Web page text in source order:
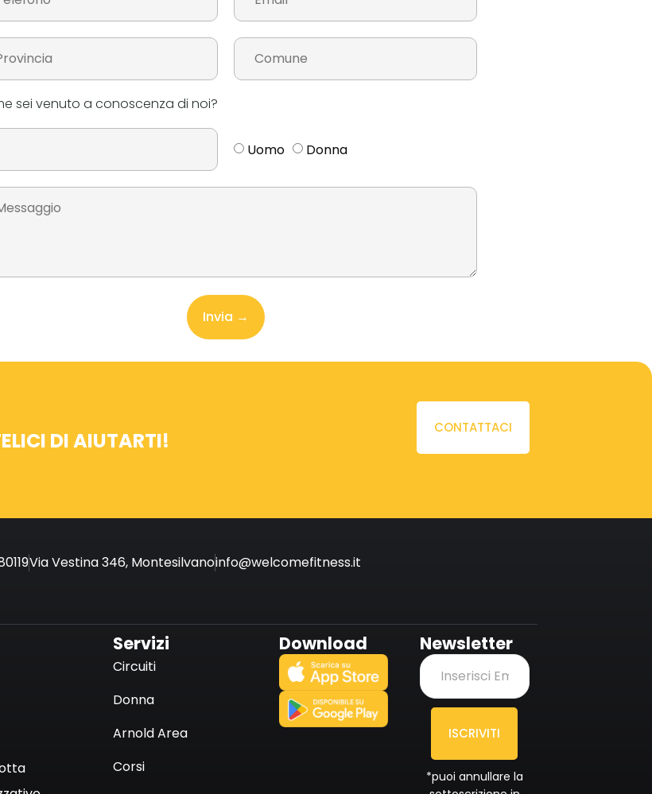
sei venuto a conoscenza di noi?
Uomo Donna
Invia →
DI AIUTARTI!
CONTATTACI
Via Vestina 346, Montesilvanoinfo@welcomefitness.it
Servizi
Circuiti
Donna
Arnold Area
Corsi
Download Newsletter
ISCRIVITI
*puoi annullare la